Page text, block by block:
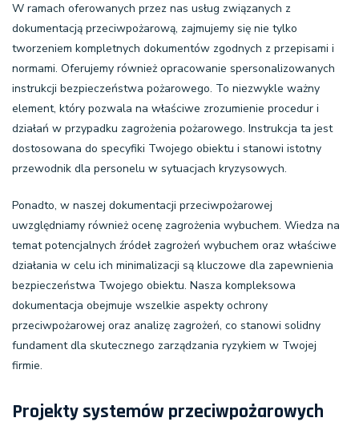
W ramach oferowanych przez nas usług związanych z
dokumentacją przeciwpożarową, zajmujemy się nie tylko
tworzeniem kompletnych dokumentów zgodnych z przepisami i
normami. Oferujemy również opracowanie spersonalizowanych
instrukcji bezpieczeństwa pożarowego. To niezwykle ważny
element, który pozwala na właściwe zrozumienie procedur i
działań w przypadku zagrożenia pożarowego. Instrukcja ta jest
dostosowana do specyfiki Twojego obiektu i stanowi istotny
przewodnik dla personelu w sytuacjach kryzysowych.
Ponadto, w naszej dokumentacji przeciwpożarowej
uwzględniamy również ocenę zagrożenia wybuchem. Wiedza na
temat potencjalnych źródeł zagrożeń wybuchem oraz właściwe
działania w celu ich minimalizacji są kluczowe dla zapewnienia
bezpieczeństwa Twojego obiektu. Nasza kompleksowa
dokumentacja obejmuje wszelkie aspekty ochrony
przeciwpożarowej oraz analizę zagrożeń, co stanowi solidny
fundament dla skutecznego zarządzania ryzykiem w Twojej
firmie.
Projekty systemów przeciwpożarowych